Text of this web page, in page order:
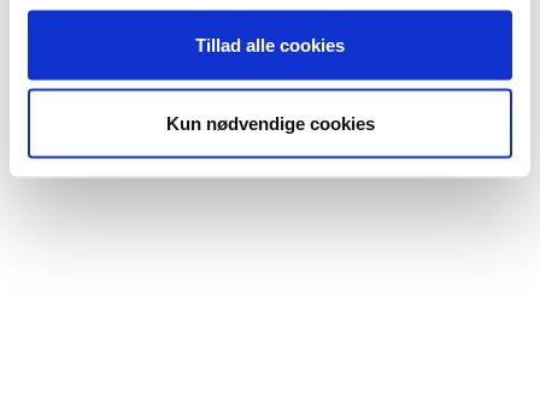
anvende vores hjemmeside.
Tillad alle cookies
Kun nødvendige cookies